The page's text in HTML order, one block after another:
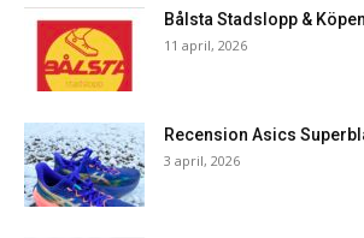
Bålsta Stadslopp &
11 april, 2026
Recension Asics
3 april, 2026